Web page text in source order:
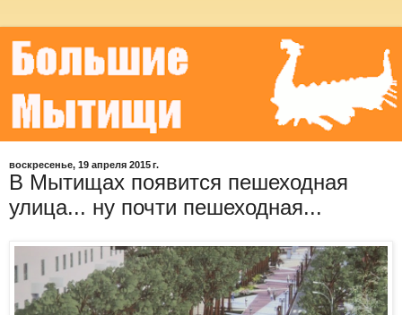
воскресенье, 19 апреля 2015 г.
В Мытищах появится пешеходная
улица... ну почти пешеходная...